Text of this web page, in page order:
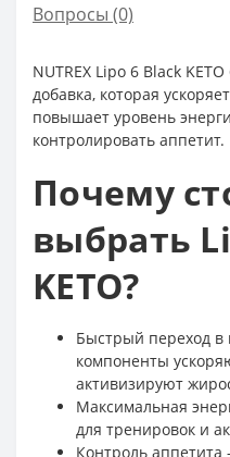
Вопросы (0)
NUTREX Lipo 6 Black
добавка, которая
повышает уровень
контролировать аппетит.
Почему
выбрать
KETO?
Быстрый переход в
компоненты
активизируют
Максимальная
для тренировок и
Контроль аппетита